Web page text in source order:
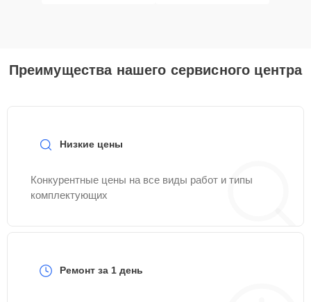
Преимущества нашего сервисного центра
Низкие цены
Конкурентные цены на все виды работ и типы
комплектующих
Ремонт за 1 день